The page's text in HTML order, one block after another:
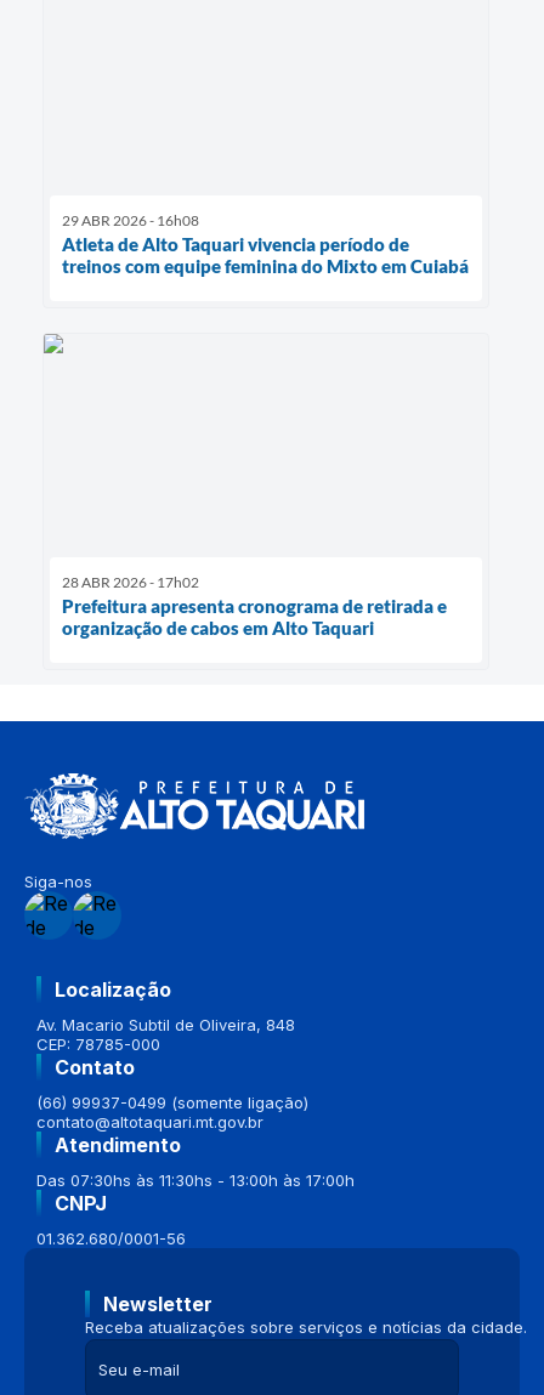
29 ABR 2026 - 16h08
Atleta de Alto Taquari vivencia período de
treinos com equipe feminina do Mixto em Cuiabá
28 ABR 2026 - 17h02
Prefeitura apresenta cronograma de retirada e
organização de cabos em Alto Taquari
Siga-nos
Localização
Av. Macario Subtil de Oliveira, 848
CEP: 78785-000
Contato
(66) 99937-0499 (somente ligação)
contato@altotaquari.mt.gov.br
Atendimento
Das 07:30hs às 11:30hs - 13:00h às 17:00h
CNPJ
01.362.680/0001-56
Newsletter
Receba atualizações sobre serviços e notícias da cidade.